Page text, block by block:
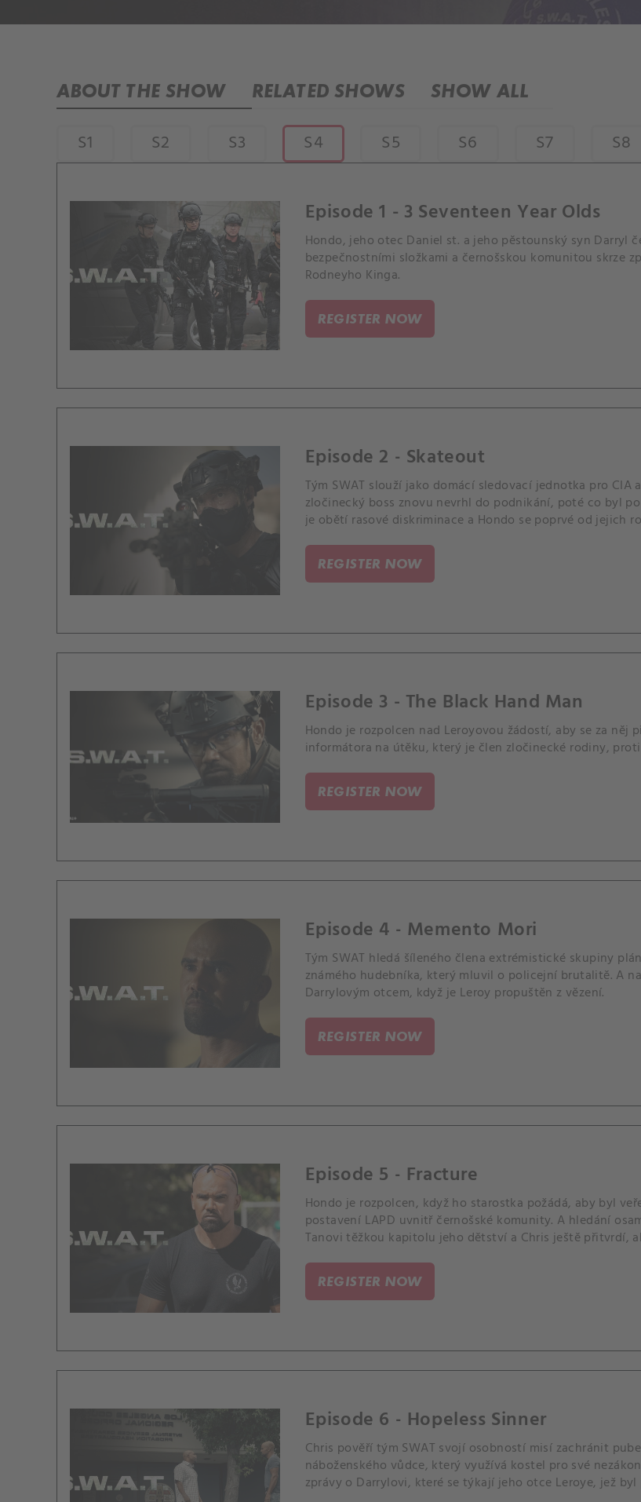
ABOUT THE SHOW RELATED SHOWS SHOW ALL
S1 S2 S3 S4 S5 S6 S7 S8
Episode 1 - 3 Seventeen Year Olds
Hondo, jeho otec Daniel st. a jeho pěstounský syn Darryl
bezpečnostními složkami a černošskou komunitou skrze
Rodneyho Kinga.
REGISTER NOW
Episode 2 - Skateout
Tým SWAT slouží jako domácí sledovací jednotka pro
zločinecký boss znovu nevrhl do podnikání, poté co byl
je obětí rasové diskriminace a Hondo se poprvé od jejich
REGISTER NOW
Episode 3 - The Black Hand Man
Hondo je rozpolcen nad Leroyovou žádostí, aby se za něj
informátora na útěku, který je člen zločinecké rodiny,
REGISTER NOW
Episode 4 - Memento Mori
Tým SWAT hledá šíleného člena extrémistické skupiny
známého hudebníka, který mluvil o policejní brutalitě. A
Darrylovým otcem, když je Leroy propuštěn z vězení.
REGISTER NOW
Episode 5 - Fracture
Hondo je rozpolcen, když ho starostka požádá, aby byl
postavení LAPD uvnitř černošské komunity. A hledání
Tanovi těžkou kapitolu jeho dětství a Chris ještě přitvrdí,
REGISTER NOW
Episode 6 - Hopeless Sinner
Chris pověří tým SWAT svojí osobností misí zachránit
náboženského vůdce, který využívá kostel pro své
zprávy o Darrylovi, které se týkají jeho otce Leroye, jež